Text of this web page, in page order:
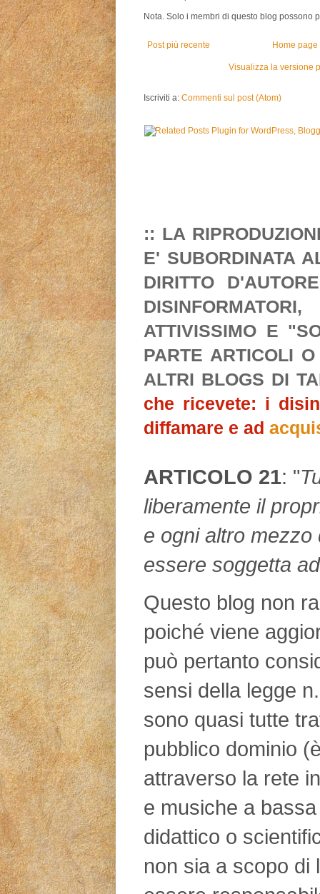
Nota. Solo i membri di questo blog possono
Post più recente Home page
Visualizza la versione
Iscriviti a:Commenti sul post (Atom)
:: LA
E' SUBORDINATA
DIRITTO
ATTIVISSIMO E
PARTE ARTICOLI
ALTRI BLOGS DI
che ricevete: i
diffamare e ad
ARTICOLO 21: "
liberamente il
e ogni altro
essere soggetta
Questo blog non
poiché viene
può pertanto
sensi della legge
sono quasi tutte
pubblico dominio
attraverso la rete
e musiche a
didattico o
non sia a scopo di